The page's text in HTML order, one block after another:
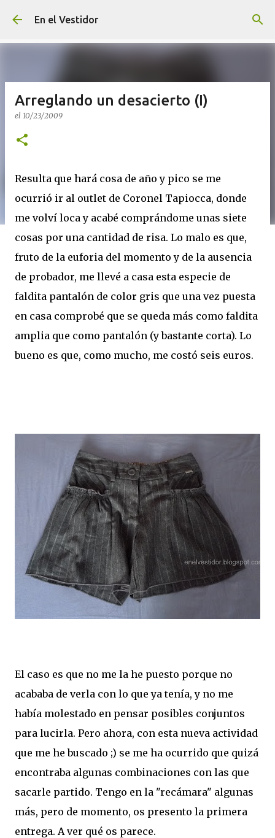
Ir al contenido principal
En el Vestidor
Arreglando un desacierto (I)
el 10/23/2009
Resulta que hará cosa de año y pico se me
ocurrió ir al outlet de Coronel Tapiocca, donde
me volví loca y acabé comprándome unas siete
cosas por una cantidad de risa. Lo malo es que,
fruto de la euforia del momento y de la ausencia
de probador, me llevé a casa esta especie de
faldita pantalón de color gris que una vez puesta
en casa comprobé que se queda más como faldita
amplia que como pantalón (y bastante corta). Lo
bueno es que, como mucho, me costó seis euros.
El caso es que no me la he puesto porque no
acababa de verla con lo que ya tenía, y no me
había molestado en pensar posibles conjuntos
para lucirla. Pero ahora, con esta nueva actividad
que me he buscado ;) se me ha ocurrido que quizá
encontraba algunas combinaciones con las que
sacarle partido. Tengo en la "recámara" algunas
más, pero de momento, os presento la primera
entrega. A ver qué os parece.